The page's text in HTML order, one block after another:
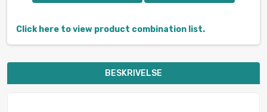
Click here to view product combination list.
BESKRIVELSE